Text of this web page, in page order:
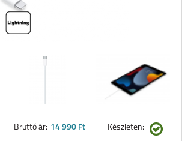
Bruttó ár: 14 990 Ft Készleten: